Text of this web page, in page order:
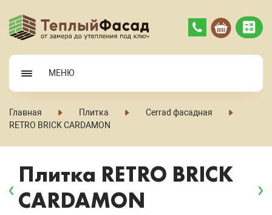
МЕНЮ
Главная Плитка
Cerrad фасадная
RETRO BRICK CARDAMON
Плитка RETRO BRICK
CARDAMON